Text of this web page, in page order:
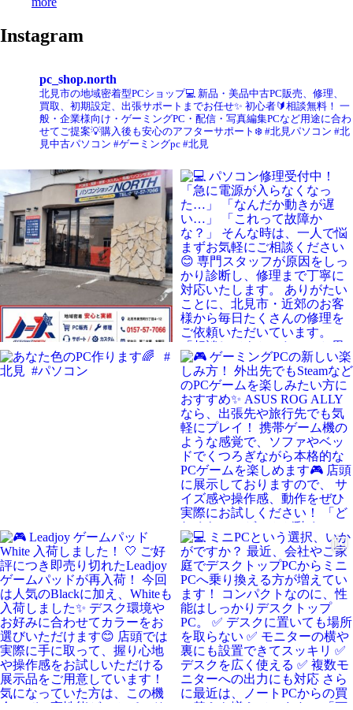
Instagram
pc_shop.north
北見市の地域密着型PCショップ💻 新品・美品中古PC販売、修理、
買取、初期設定、出張サポートまでお任せ✨ 初心者🔰相談無料！ 一
般・企業様向け・ゲーミングPC・配信・写真編集PCなど用途に合わ
せてご提案💡購入後も安心のアフターサポート❄️ #北見パソコン #北
見中古パソコン #ゲーミングpc #北見